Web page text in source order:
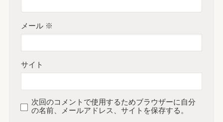
メール ※
サイト
次回のコメントで使用するためブラウザーに自分
の名前、メールアドレス、サイトを保存する。